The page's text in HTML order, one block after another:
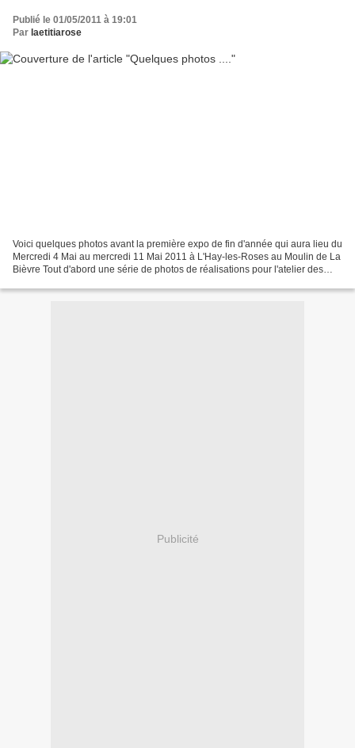
Publié le 01/05/2011 à 19:01
Par laetitiarose
Voici quelques photos avant la première expo de fin d'année qui aura lieu du
Mercredi 4 Mai au mercredi 11 Mai 2011 à L'Hay-les-Roses au Moulin de La
Bièvre Tout d'abord une série de photos de réalisations pour l'atelier des
Publicité